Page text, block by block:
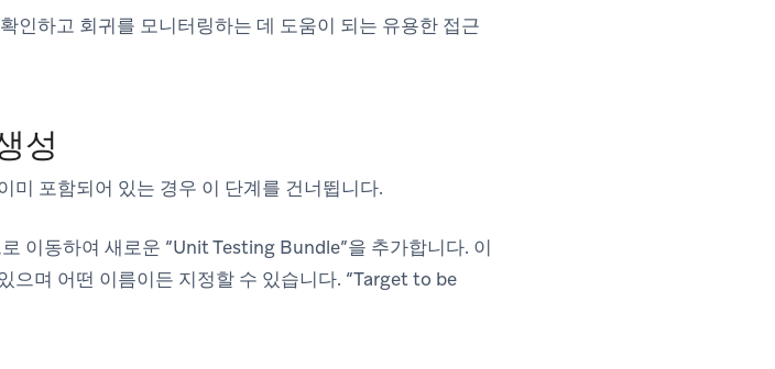
인하고 회귀를 모니터링하는 데 도움이 되는 유용한 접근
성
미 포함되어 있는 경우 이 단계를 건너뜁니다.
이동하여 새로운 “Unit Testing Bundle”을 추가합니다. 이
며 어떤 이름이든 지정할 수 있습니다. “Target to be